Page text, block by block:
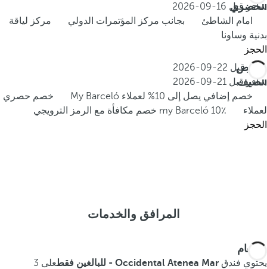
الحضري
سافر قبل 16-09-2026
امام الشاطئ
بجانب مركز المؤتمرات الدولي
مركز لياقة
بدنية وساونا
الحجز
عروض
الصيف
احجز قبل 22-09-2026
سافر قبل 21-09-2026
خصم إضافي يصل إلى 10% لعملاء My Barceló
خصم حصري
لعملاء my Barceló
10٪ خصم مكافأة مع الرمز الترويجي
الحجز
المرافق والخدمات
الطعام
يحتوي فندق
على 3